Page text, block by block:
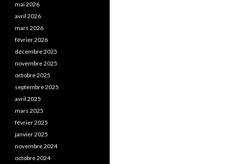
mai 2026
avril 2026
mars 2026
février 2026
décembre 2025
novembre 2025
octobre 2025
septembre 2025
avril 2025
mars 2025
février 2025
janvier 2025
novembre 2024
octobre 2024